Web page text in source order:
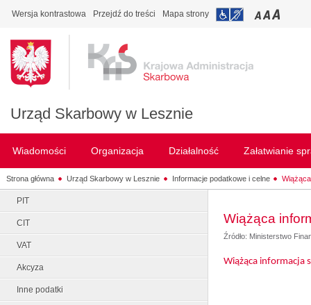
Wersja kontrastowa Przejdź do treści Mapa strony
Urząd Skarbowy w Lesznie
Wiadomości Organizacja Działalność Załatwianie
Strona główna Urząd Skarbowy w Lesznie Informacje podatkowe i celne
PIT
CIT
VAT
Akcyza
Inne podatki
Wiążąca
Źródło: Ministerstwo
Wiążąca informacja